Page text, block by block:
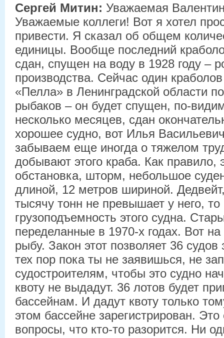
Сергей Митин: Уважаемая
Уважаемые коллеги! Вот я хотел
привести. Я сказал об общем
единицы. Вообще последний
сдан, спущен на воду в 1928 году –
производства. Сейчас один
«Пелла» в Ленинградской области
рыбаков – он будет спущен, по-
несколько месяцев, сдан
хорошее судно, вот Илья
забываем еще иногда о тяжелом
добывают этого краба. Как правило,
обстановка, шторм, небольшое
длиной, 12 метров шириной. Дедвейт,
тысячу тонн не превышает у него, то
грузоподъемность этого судна.
переделанные в 1970-х годах. Вот
рыбу. Закон этот позволяет 36 судов
тех пор пока ты не заявишься, не
судостроителям, чтобы это судно
квоту не выдадут. 36 лотов будет
бассейнам. И дадут квоту только
этом бассейне зарегистрирован. Это
вопросы, что кто-то разорится. Ни